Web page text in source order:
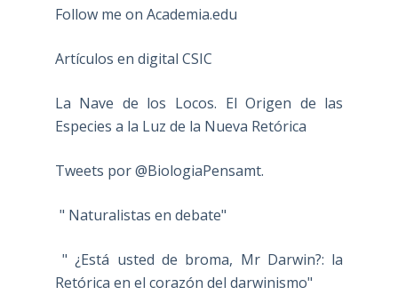
Follow me on Academia.edu
Artículos en digital CSIC
La Nave de los Locos. El Origen de las
Especies a la Luz de la Nueva Retórica
Tweets por @BiologiaPensamt.
" Naturalistas en debate"
" ¿Está usted de broma, Mr Darwin?: la
Retórica en el corazón del darwinismo"